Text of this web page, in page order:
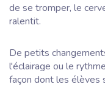
de se tromper, le
ralentit.
De petits
l'éclairage ou le
façon dont les élèves